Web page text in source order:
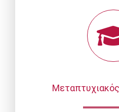
Μεταπτυχιακός